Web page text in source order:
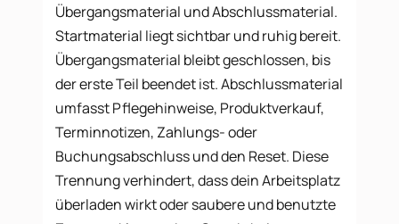
Übergangsmaterial und Abschlussmaterial.
Startmaterial liegt sichtbar und ruhig bereit.
Übergangsmaterial bleibt geschlossen, bis
der erste Teil beendet ist. Abschlussmaterial
umfasst Pflegehinweise, Produktverkauf,
Terminnotizen, Zahlungs- oder
Buchungsabschluss und den Reset. Diese
Trennung verhindert, dass dein Arbeitsplatz
überladen wirkt oder saubere und benutzte